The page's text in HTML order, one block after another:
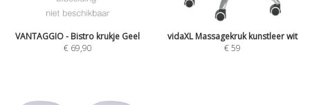
VANTAGGIO - Bistro krukje Geel
€ 69,90
vidaXL Massagekruk kunstleer wit
€59